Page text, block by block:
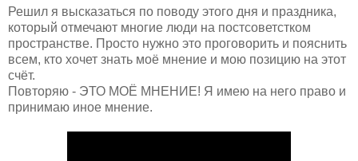
Решил я высказаться по поводу этого дня и праздника,
который отмечают многие люди на постсоветстком
пространстве. Просто нужно это проговорить и пояснить
всем, кто хочет знать моё мнение и мою позицию на этот
счёт.
Повторяю - ЭТО МОЁ МНЕНИЕ! Я имею на него право и
принимаю иное мнение.